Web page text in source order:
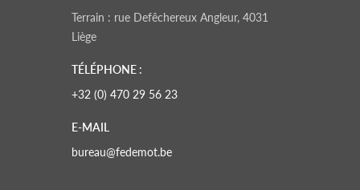
Terrain : rue Defêchereux Angleur, 4031
Liège
TÉLÉPHONE :
+32 (0) 470 29 56 23
E-MAIL
bureau@fedemot.be